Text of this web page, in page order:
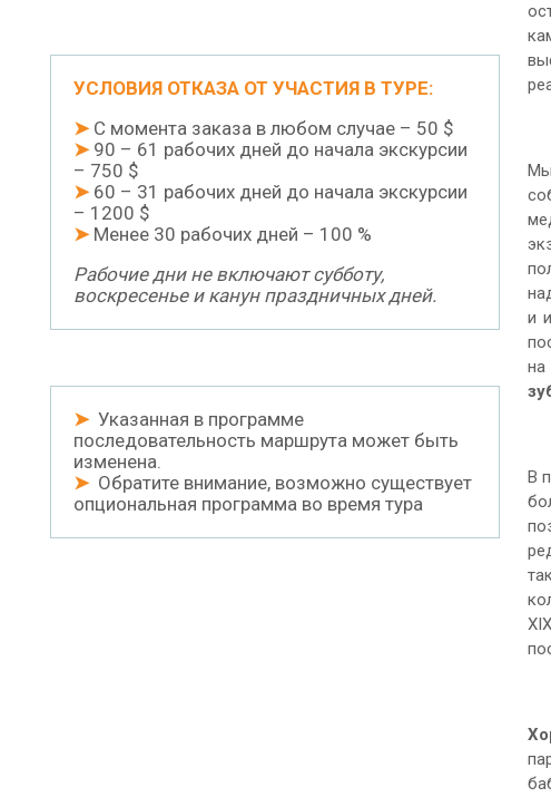
УСЛОВИЯ ОТКАЗА ОТ УЧАСТИЯ В ТУРЕ:
➤С момента заказа в любом случае – 50 $
➤90 – 61 рабочих дней до начала экскурсии
– 750 $
➤60 – 31 рабочих дней до начала экскурсии
– 1200 $
➤Менее 30 рабочих дней – 100 %
Рабочие дни не включают субботу,
воскресенье и канун праздничных дней.
➤ Указанная в программе
последовательность маршрута может быть
изменена.
➤Обратите внимание, возможно существует
опциональная программа во время тура
и
на
В